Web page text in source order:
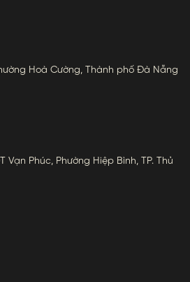
Hoà Cường, Thành phố Đà Nẵng
Vạn Phúc, Phường Hiệp Bình, TP. Thủ